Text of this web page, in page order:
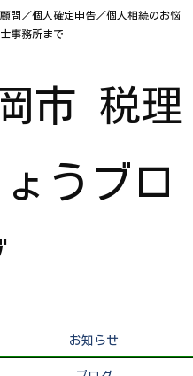
問／個人確定申告／個人相続のお悩
事務所まで
市 税理
うブロ
お知らせ